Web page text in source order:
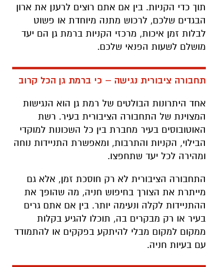
תוך כדי הקניות. בין אם אתם רוצים לרענן את ארון
הבגדים שלכם, לרכוש מתנה מיוחדת או פשוט
לבלות זמן איכות, מרכזי הקניות ברמת גן הם יעד
מושלם לשעות הפנאי שלכם.
תחבורה ציבורית נגישה – כי ברמת גן הכל קרוב
אחד היתרונות הבולטים של רמת גן הוא הנגישות
המצוינת של התחבורה הציבורית בעיר. רשת
האוטובוסים בעיר מחברת בין כל השכונות למוקדי
הבילוי, הקניות והתרבות, ומאפשרת התניידות נוחה
ומהירה לכל יעד שתחפצו.
התחבורה הציבורית לא רק חוסכת זמן, אלא גם
מייתרת את הצורך בחיפוש חניה, מה שהופך את
ההתניידות לקלה ונעימה יותר. בין אם אתם גרים
בעיר או רק מבקרים בה, תוכלו להגיע בקלות
ממקום למקום מבלי להיתקע בפקקים או להתמודד
עם בעיות חניה.